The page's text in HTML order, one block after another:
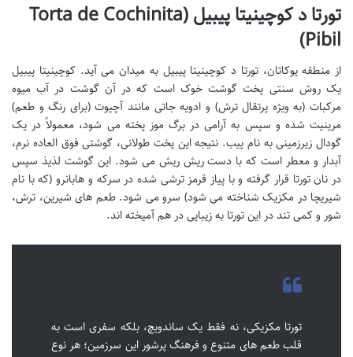
تورتا د کوچینیتا پیبیل (Torta de Cochinita
Pibil)
از منطقه یوکاتان، تورتا د کوچینیتا پیبیل به میدان می آید. کوچینیتا پیبیل
یک روش سنتی پخت گوشت خوک است که در آن گوشت در آب میوه
مرکبات (به ویژه پرتقال ترش) و ادویه جاتی مانند آچیوت (برای رنگ و طعم)
مرینیت شده و سپس به آرامی در برگ موز پخته می شود، معمولاً در یک
گودال زیرزمینی به نام پیب. نتیجه این پخت طولانی، گوشتی فوق العاده نرم،
آبدار و معطر است که با دست ریش ریش می شود. این گوشت لذیذ سپس
در نان تورتا قرار گرفته و با پیاز قرمز ترشی شده در سرکه و هابانرو (که با نام
شیریچا در مکزیک شناخته می شود) سرو می شود. طعم های شیرین، ترش،
شور و کمی تند در این تورتا به زیبایی در هم آمیخته اند.
تورتا مکزیکی، نه فقط یک ساندویچ، بلکه سفری است به
قلب طعم های متنوع و فرهنگ پرشور این سرزمین؛ هر نوع